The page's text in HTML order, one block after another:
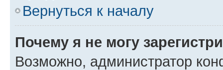
Вернуться к началу
Почему я не могу
Возможно, администратор